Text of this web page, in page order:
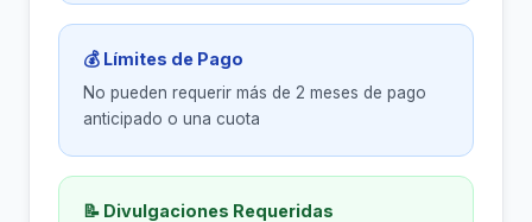
💰 Límites de Pago
No pueden requerir más de 2 meses de pago
anticipado o una cuota
📝 Divulgaciones Requeridas